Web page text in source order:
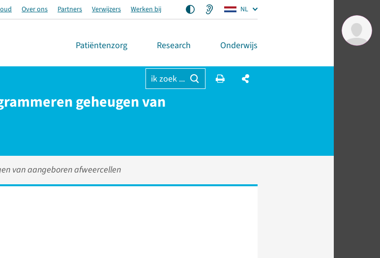
Over ons Partners Verwijzers Werken bij NL
Patiëntenzorg Research Onderwijs
ik zoek ...
geheugen van
van aangeboren afweercellen